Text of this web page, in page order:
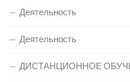
Деятельность
Деятельность
ДИСТАНЦИОННОЕ